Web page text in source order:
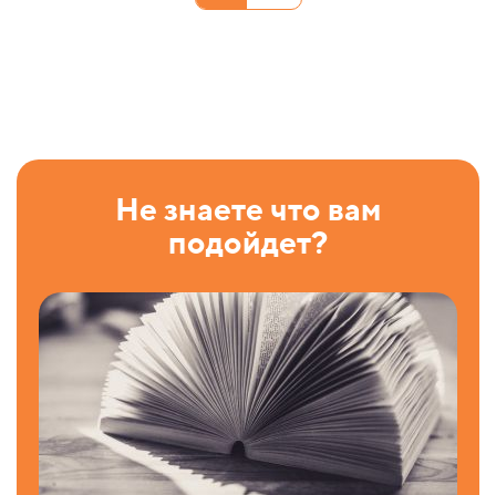
Не знаете что вам
подойдет?